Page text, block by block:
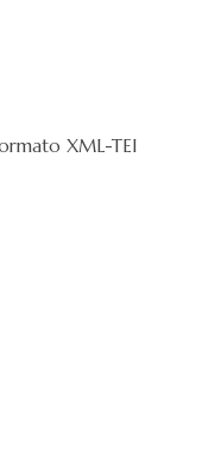
XML-TEI